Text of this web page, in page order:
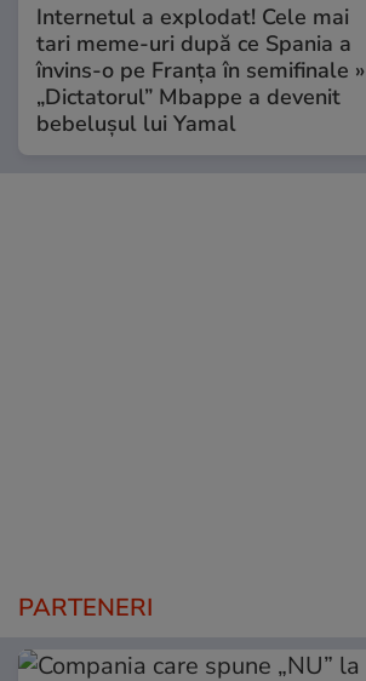
Internetul a explodat! Cele mai
tari meme-uri după ce Spania a
învins-o pe Franța în semifinale »
„Dictatorul” Mbappe a devenit
bebelușul lui Yamal
PARTENERI